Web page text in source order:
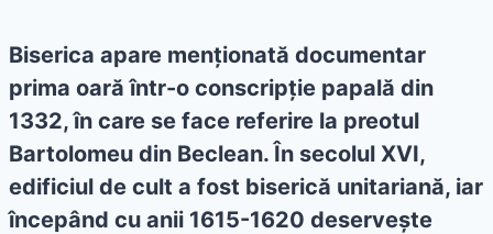
Biserica apare menționată documentar
prima oară într-o conscripție papală din
1332, în care se face referire la preotul
Bartolomeu din Beclean. În secolul XVI,
edificiul de cult a fost biserică unitariană, iar
începând cu anii 1615-1620 deservește